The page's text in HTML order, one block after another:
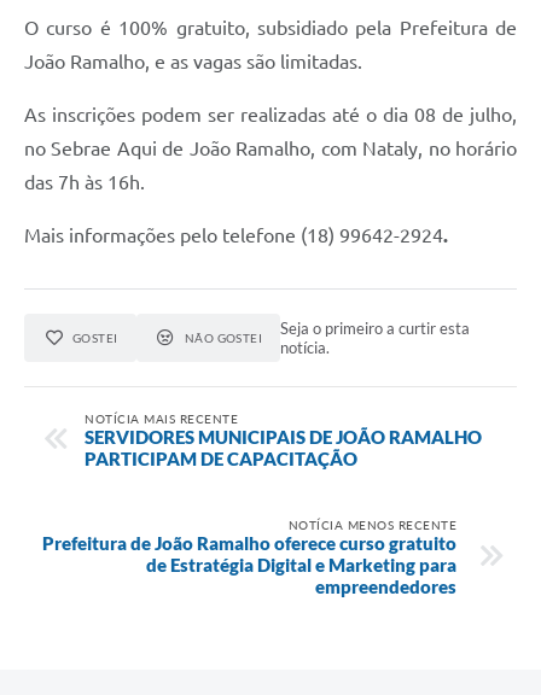
O curso é 100% gratuito, subsidiado pela Prefeitura de
João Ramalho, e as vagas são limitadas.
As inscrições podem ser realizadas até o dia 08 de julho,
no Sebrae Aqui de João Ramalho, com Nataly, no horário
das 7h às 16h.
Mais informações pelo telefone (18) 99642-2924.
GOSTEI NÃO GOSTEI
Seja o primeiro a curtir esta
notícia.
NOTÍCIA MAIS RECENTE
SERVIDORES MUNICIPAIS DE JOÃO RAMALHO
PARTICIPAM DE CAPACITAÇÃO
NOTÍCIA MENOS RECENTE
Prefeitura de João Ramalho oferece curso gratuito
de Estratégia Digital e Marketing para
empreendedores